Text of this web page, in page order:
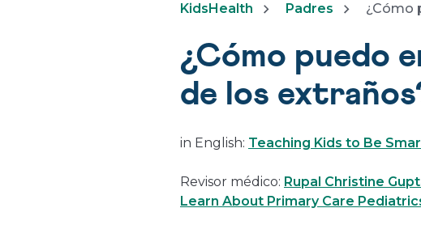
KidsHealth Padres ¿Cómo
¿Cómo puedo
de los
in English: Teaching Kids to Be
Revisor médico: Rupal Christine
Learn About Primary Care